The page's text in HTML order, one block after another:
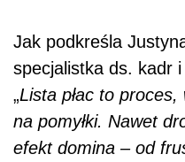
Jak podkreśla
specjalistka ds. kadr
„Lista płac to
na pomyłki. Nawet
efekt domina – od